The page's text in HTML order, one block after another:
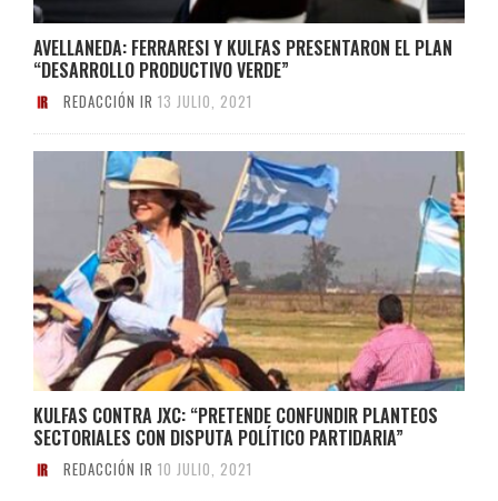
AVELLANEDA: FERRARESI Y KULFAS PRESENTARON EL PLAN
“DESARROLLO PRODUCTIVO VERDE”
REDACCIÓN IR 13 JULIO, 2021
KULFAS CONTRA JXC: “PRETENDE CONFUNDIR PLANTEOS
SECTORIALES CON DISPUTA POLÍTICO PARTIDARIA”
REDACCIÓN IR 10 JULIO, 2021